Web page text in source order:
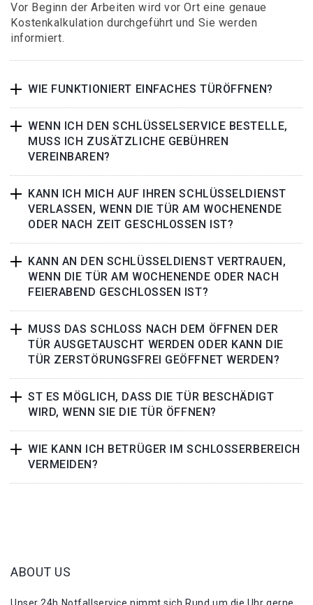
Vor Beginn der Arbeiten wird vor Ort eine genaue
Kostenkalkulation durchgeführt und Sie werden
informiert.
WIE FUNKTIONIERT EINFACHES TÜRÖFFNEN?
WENN ICH DEN SCHLÜSSELSERVICE BESTELLE,
MUSS ICH ZUSÄTZLICHE GEBÜHREN
VEREINBAREN?
KANN ICH MICH AUF IHREN SCHLÜSSELDIENST
VERLASSEN, WENN DIE TÜR AM WOCHENENDE
ODER NACH ZEIT GESCHLOSSEN IST?
KANN AN DEN SCHLÜSSELDIENST VERTRAUEN,
WENN DIE TÜR AM WOCHENENDE ODER NACH
FEIERABEND GESCHLOSSEN IST?
MUSS DAS SCHLOSS NACH DEM ÖFFNEN DER
TÜR AUSGETAUSCHT WERDEN ODER KANN DIE
TÜR ZERSTÖRUNGSFREI GEÖFFNET WERDEN?
ST ES MÖGLICH, DASS DIE TÜR BESCHÄDIGT
WIRD, WENN SIE DIE TÜR ÖFFNEN?
WIE KANN ICH BETRÜGER IM SCHLOSSERBEREICH
VERMEIDEN?
ABOUT US